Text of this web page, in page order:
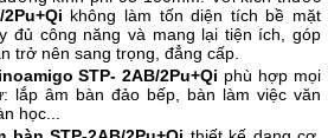
2Pu+Qi không làm tốn diện tích bề mặt
đủ công năng và mang lại tiện ích, góp
trở nên sang trọng, đẳng cấp.
STP- 2AB/2Pu+Qi phù hợp mọi
lắp âm bàn đảo bếp, bàn làm việc văn
học...